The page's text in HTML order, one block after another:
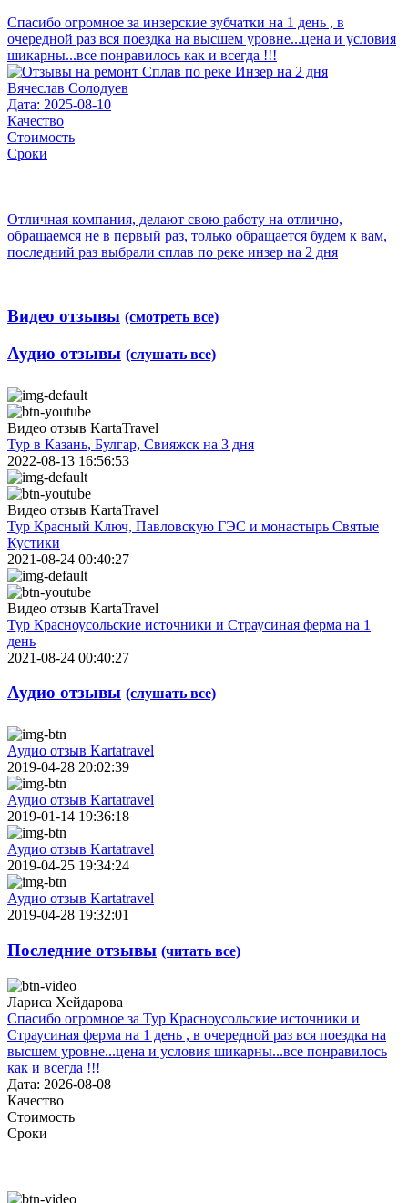
Спасибо огромное за инзерские зубчатки на 1 день , в
очередной раз вся поездка на высшем уровне...цена и условия
шикарны...все понравилось как и всегда !!!
Вячеслав Солодуев
Дата: 2025-08-10
Качество
Стоимость
Сроки
Отличная компания, делают свою работу на отлично,
обращаемся не в первый раз, только обращается будем к вам,
последний раз выбрали сплав по реке инзер на 2 дня
Видео отзывы (смотреть все)
Аудио отзывы (слушать все)
Видео отзыв KartaTravel
Тур в Казань, Булгар, Свияжск на 3 дня
2022-08-13 16:56:53
Видео отзыв KartaTravel
Тур Красный Ключ, Павловскую ГЭС и монастырь Святые
Кустики
2021-08-24 00:40:27
Видео отзыв KartaTravel
Тур Красноусольские источники и Страусиная ферма на 1
день
2021-08-24 00:40:27
Аудио отзывы (слушать все)
Аудио отзыв Kartatravel
2019-04-28 20:02:39
Аудио отзыв Kartatravel
2019-01-14 19:36:18
Аудио отзыв Kartatravel
2019-04-25 19:34:24
Аудио отзыв Kartatravel
2019-04-28 19:32:01
Последние отзывы (читать все)
Лариса Хейдарова
Спасибо огромное за Тур Красноусольские источники и
Страусиная ферма на 1 день , в очередной раз вся поездка на
высшем уровне...цена и условия шикарны...все понравилось
как и всегда !!!
Дата: 2026-08-08
Качество
Стоимость
Сроки